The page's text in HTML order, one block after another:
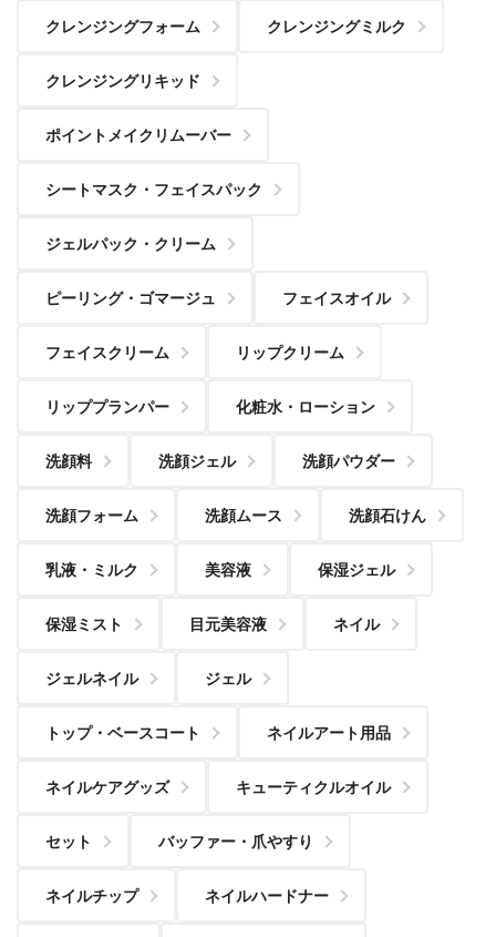
クレンジングフォーム クレンジングミルク
クレンジングリキッド
ポイントメイクリムーバー
シートマスク・フェイスパック
ジェルパック・クリーム
ピーリング・ゴマージュ フェイスオイル
フェイスクリーム リップクリーム
リッププランパー 化粧水・ローション
洗顔料 洗顔ジェル 洗顔パウダー
洗顔フォーム 洗顔ムース 洗顔石けん
乳液・ミルク 美容液 保湿ジェル
保湿ミスト 目元美容液 ネイル
ジェルネイル ジェル
トップ・ベースコート ネイルアート用品
ネイルケアグッズ キューティクルオイル
セット バッファー・爪やすり
ネイルチップ ネイルハードナー